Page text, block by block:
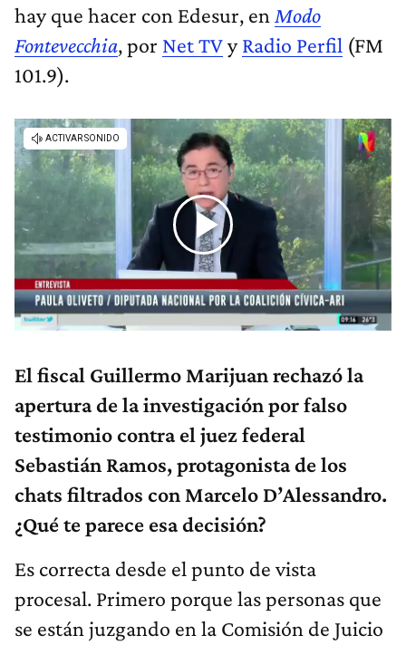
hay que hacer con Edesur, en Modo
Fontevecchia, por Net TVyRadio Perfil (FM
101.9).
El fiscal Guillermo Marijuan rechazó la
apertura de la investigación por falso
testimonio contra el juez federal
Sebastián Ramos, protagonista de los
chats filtrados con Marcelo D’Alessandro.
¿Qué te parece esa decisión?
Es correcta desde el punto de vista
procesal. Primero porque las personas que
se están juzgando en la Comisión de Juicio